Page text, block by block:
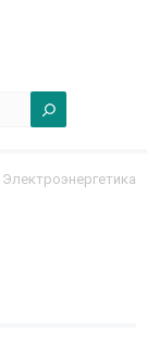
Электроэнергетика